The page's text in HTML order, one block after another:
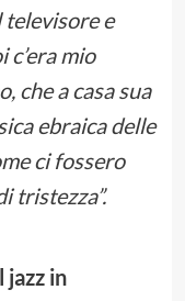
e
mio
che a casa sua
ebraica delle
ci fossero
tristezza”.
jazz in